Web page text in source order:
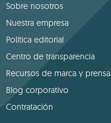
Sobre nosotros
Nuestra empresa
Política editorial
Centro de transparencia
Recursos de marca y prensa
Blog corporativo
Contratación